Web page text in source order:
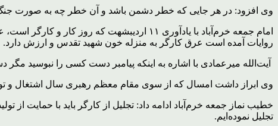
وی افزود: در هر جایی که خطر دشمن باشد و آن خطر چه به صورت
امام جمعه خرم‌آباد با یادآوری ۱۱
روایات آمده است عرق کارگر به منزله خون شهید تقدس و ارزش دارد.
آیت‌الله میرعمادی با اشاره به اینکه پیامبر دست کسی را نبوسید
وی ابراز داشت امسال که از سوی مقام معظم رهبری سال اشتغال و
خطیب نماز جمعه خرم‌آباد ادامه داد: تجلیل از کارگر باید با حمایت
تجلیل نموده‌ایم.